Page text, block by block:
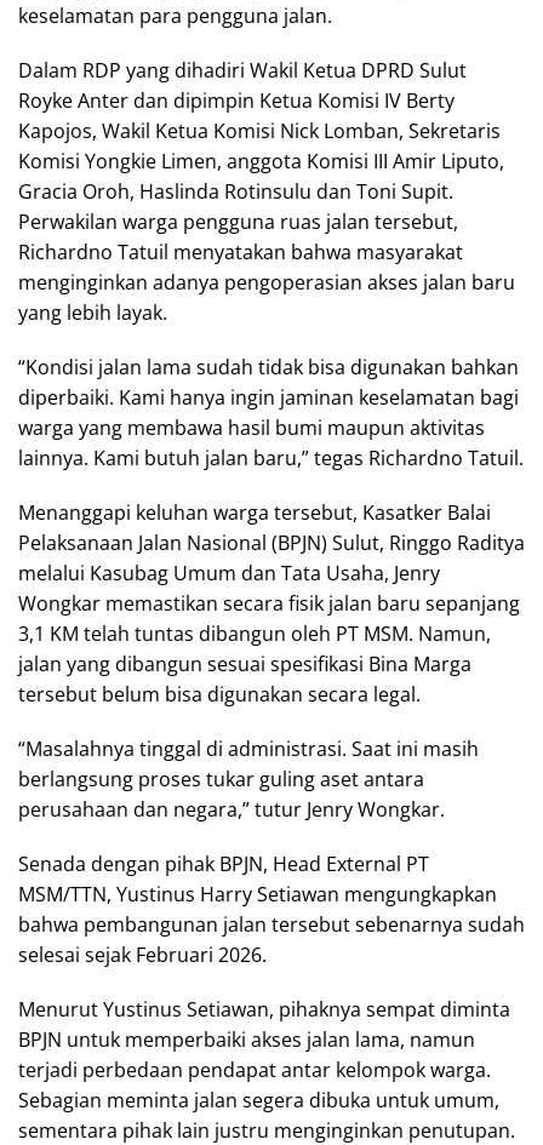
keselamatan para pengguna jalan.
Dalam RDP yang dihadiri Wakil Ketua DPRD Sulut
Royke Anter dan dipimpin Ketua Komisi IV Berty
Kapojos, Wakil Ketua Komisi Nick Lomban, Sekretaris
Komisi Yongkie Limen, anggota Komisi III Amir Liputo,
Gracia Oroh, Haslinda Rotinsulu dan Toni Supit.
Perwakilan warga pengguna ruas jalan tersebut,
Richardno Tatuil menyatakan bahwa masyarakat
menginginkan adanya pengoperasian akses jalan baru
yang lebih layak.
“Kondisi jalan lama sudah tidak bisa digunakan bahkan
diperbaiki. Kami hanya ingin jaminan keselamatan bagi
warga yang membawa hasil bumi maupun aktivitas
lainnya. Kami butuh jalan baru,” tegas Richardno Tatuil.
Menanggapi keluhan warga tersebut, Kasatker Balai
Pelaksanaan Jalan Nasional (BPJN) Sulut, Ringgo Raditya
melalui Kasubag Umum dan Tata Usaha, Jenry
Wongkar memastikan secara fisik jalan baru sepanjang
3,1 KM telah tuntas dibangun oleh PT MSM. Namun,
jalan yang dibangun sesuai spesifikasi Bina Marga
tersebut belum bisa digunakan secara legal.
“Masalahnya tinggal di administrasi. Saat ini masih
berlangsung proses tukar guling aset antara
perusahaan dan negara,” tutur Jenry Wongkar.
Senada dengan pihak BPJN, Head External PT
MSM/TTN, Yustinus Harry Setiawan mengungkapkan
bahwa pembangunan jalan tersebut sebenarnya sudah
selesai sejak Februari 2026.
Menurut Yustinus Setiawan, pihaknya sempat diminta
BPJN untuk memperbaiki akses jalan lama, namun
terjadi perbedaan pendapat antar kelompok warga.
Sebagian meminta jalan segera dibuka untuk umum,
sementara pihak lain justru menginginkan penutupan.